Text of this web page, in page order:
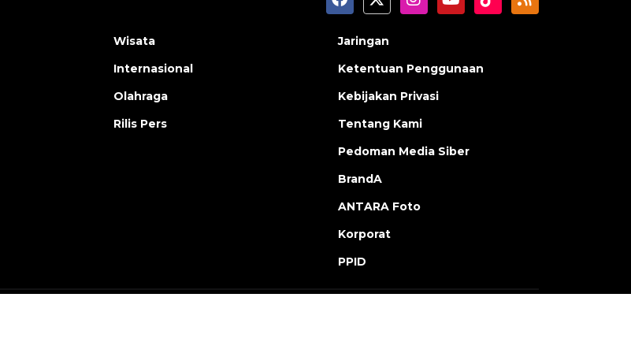
Wisata
Internasional
Olahraga
Rilis Pers
Jaringan
Ketentuan Penggunaan
Kebijakan Privasi
Tentang Kami
Pedoman Media Siber
BrandA
ANTARA Foto
Korporat
PPID